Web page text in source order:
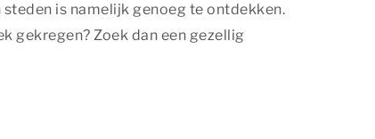
is namelijk genoeg te ontdekken.
gekregen? Zoek dan een gezellig